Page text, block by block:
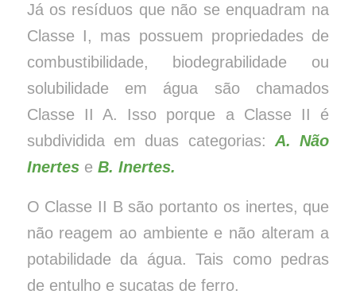
Já os resíduos que não se enquadram na
Classe I, mas possuem propriedades de
combustibilidade, biodegrabilidade ou
solubilidade em água são chamados
Classe II A. Isso porque a Classe II é
subdividida em duas categorias:A. Não
Inertes e B. Inertes.
O Classe II B são portanto os inertes, que
não reagem ao ambiente e não alteram a
potabilidade da água. Tais como pedras
de entulho e sucatas de ferro.